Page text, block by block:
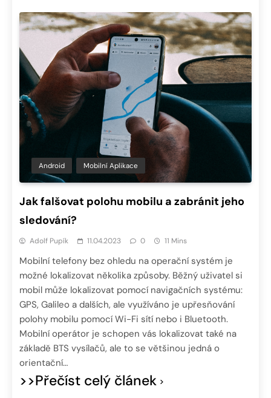
Android Mobilní Aplikace
Jak falšovat polohu mobilu a zabránit jeho
sledování?
Adolf Pupík 11.04.2023 0 11 Mins
Mobilní telefony bez ohledu na operační systém je
možné lokalizovat několika způsoby. Běžný uživatel si
mobil může lokalizovat pomocí navigačních systému:
GPS, Galileo a dalších, ale využíváno je upřesňování
polohy mobilu pomocí Wi-Fi sítí nebo i Bluetooth.
Mobilní operátor je schopen vás lokalizovat také na
základě BTS vysílačů, ale to se většinou jedná o
orientační…
>>Přečíst celý článek